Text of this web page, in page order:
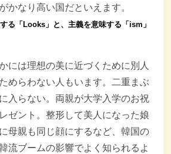
かなり高い国だといえます。
る「Looks」と、主義を意味する「ism」
には理想の美に近づくために別人
めらわない人もいます。二重まぶ
入らない。両親が大学入学のお祝
ゼント。整形して美人になった娘
母親も同じ顔にするなど、韓国の
流ブームの影響でよく知られるよ